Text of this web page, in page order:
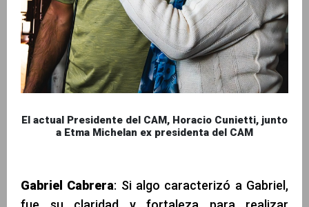
El actual Presidente del CAM, Horacio Cunietti, junto
a Etma Michelan ex presidenta del CAM
Gabriel Cabrera: Si algo caracterizó a Gabriel,